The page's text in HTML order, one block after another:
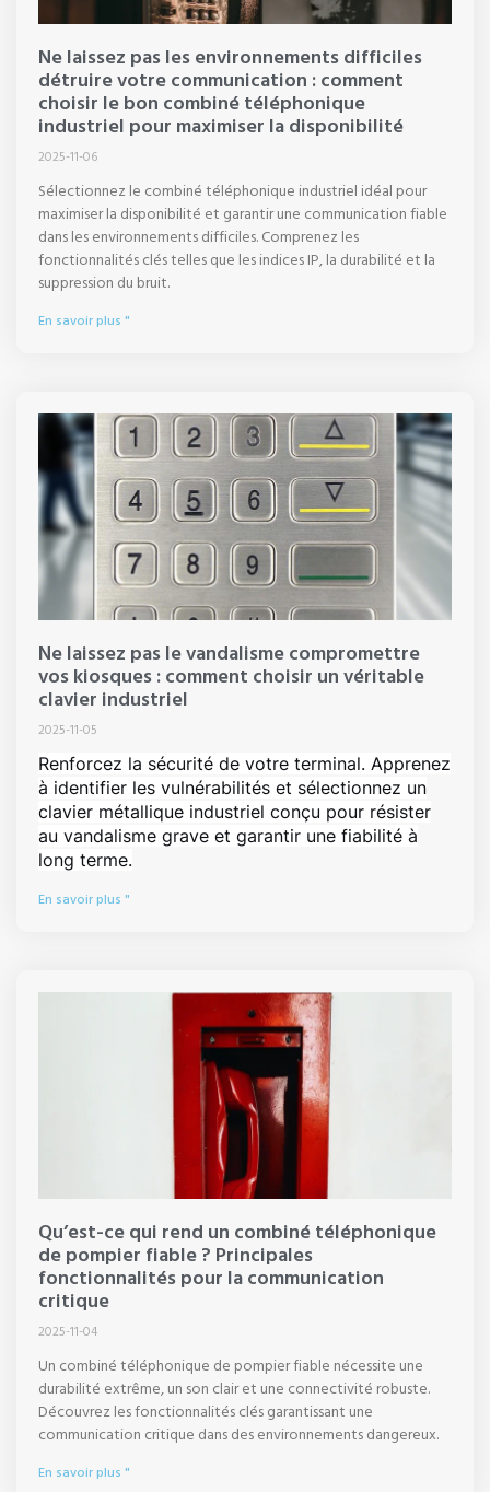
Ne laissez pas les environnements difficiles
détruire votre communication : comment
choisir le bon combiné téléphonique
industriel pour maximiser la disponibilité
2025-11-06
Sélectionnez le combiné téléphonique industriel idéal pour
maximiser la disponibilité et garantir une communication fiable
dans les environnements difficiles. Comprenez les
fonctionnalités clés telles que les indices IP, la durabilité et la
suppression du bruit.
En savoir plus "
Ne laissez pas le vandalisme compromettre
vos kiosques : comment choisir un véritable
clavier industriel
2025-11-05
Renforcez la sécurité de votre terminal. Apprenez
à identifier les vulnérabilités et sélectionnez un
clavier métallique industriel conçu pour résister
au vandalisme grave et garantir une fiabilité à
long terme.
En savoir plus "
Qu’est-ce qui rend un combiné téléphonique
de pompier fiable ? Principales
fonctionnalités pour la communication
critique
2025-11-04
Un combiné téléphonique de pompier fiable nécessite une
durabilité extrême, un son clair et une connectivité robuste.
Découvrez les fonctionnalités clés garantissant une
communication critique dans des environnements dangereux.
En savoir plus "